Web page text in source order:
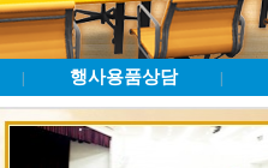
행사용품상담